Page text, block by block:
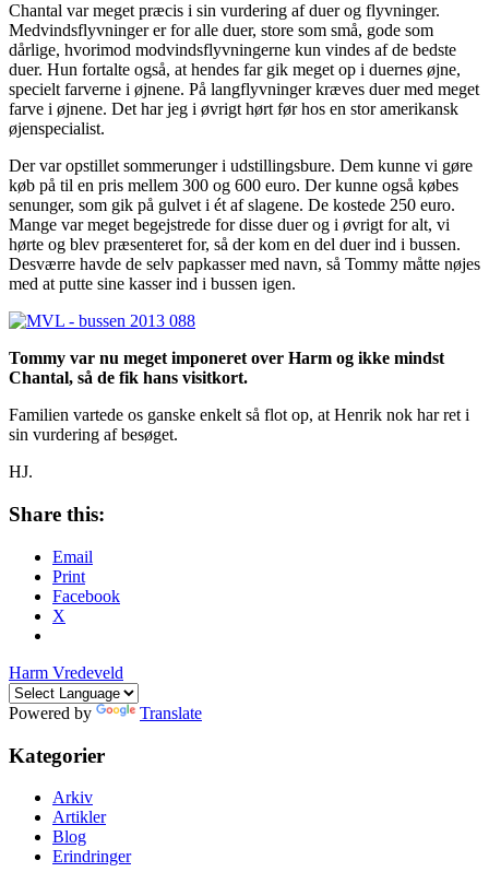
Chantal var meget præcis i sin vurdering af duer og flyvninger.
Medvindsflyvninger er for alle duer, store som små, gode som
dårlige, hvorimod modvindsflyvningerne kun vindes af de bedste
duer. Hun fortalte også, at hendes far gik meget op i duernes øjne,
specielt farverne i øjnene. På langflyvninger kræves duer med meget
farve i øjnene. Det har jeg i øvrigt hørt før hos en stor amerikansk
øjenspecialist.
Der var opstillet sommerunger i udstillingsbure. Dem kunne vi gøre
køb på til en pris mellem 300 og 600 euro. Der kunne også købes
senunger, som gik på gulvet i ét af slagene. De kostede 250 euro.
Mange var meget begejstrede for disse duer og i øvrigt for alt, vi
hørte og blev præsenteret for, så der kom en del duer ind i bussen.
Desværre havde de selv papkasser med navn, så Tommy måtte nøjes
med at putte sine kasser ind i bussen igen.
Tommy var nu meget imponeret over Harm og ikke mindst
Chantal, så de fik hans visitkort.
Familien vartede os ganske enkelt så flot op, at Henrik nok har ret i
sin vurdering af besøget.
HJ.
Share this:
Email
Print
Facebook
X
Harm Vredeveld
Powered by Translate
Kategorier
Arkiv
Artikler
Blog
Erindringer